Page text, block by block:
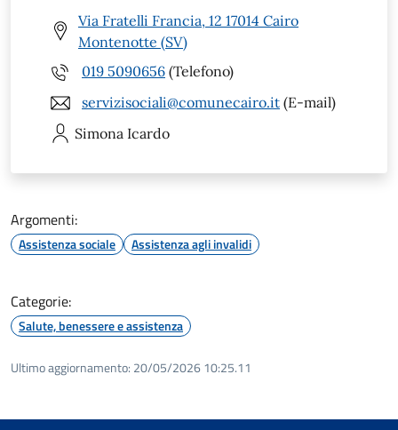
Via Fratelli Francia, 12 17014 Cairo
Montenotte (SV)
019 5090656 (Telefono)
servizisociali@comunecairo.it (E-mail)
Simona Icardo
Argomenti:
Assistenza sociale Assistenza agli invalidi
Categorie:
Salute, benessere e assistenza
Ultimo aggiornamento: 20/05/2026 10:25.11